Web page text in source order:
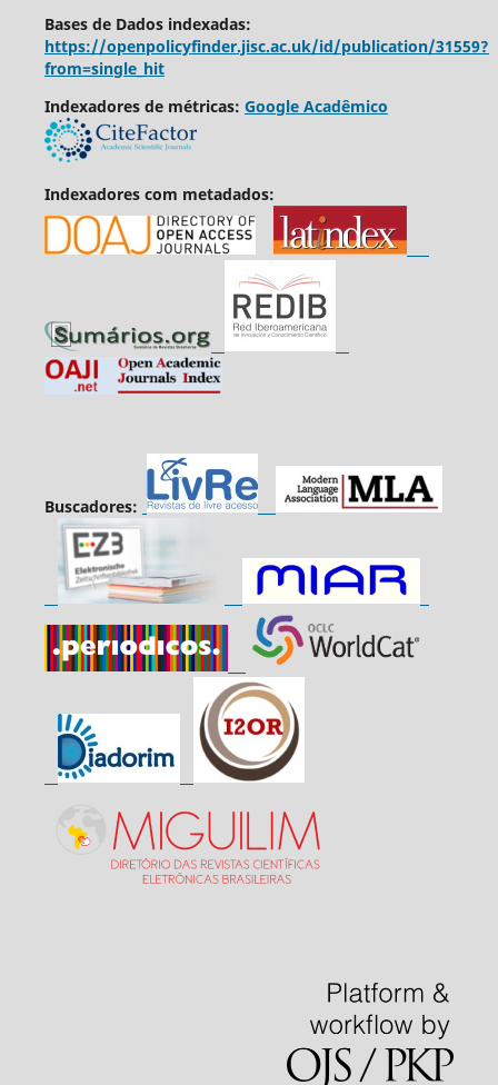
Bases de Dados indexadas:
https://openpolicyfinder.jisc.ac.uk/id/publication/31559?
from=single_hit
Indexadores de métricas: Google Acadêmico
Indexadores com metadados:
Buscadores: